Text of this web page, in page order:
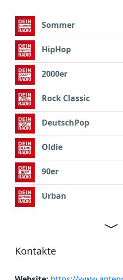
Sommer
HipHop
2000er
Rock Classic
DeutschPop
Oldie
90er
Urban
Kontakte